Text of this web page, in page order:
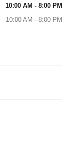
10:00 AM - 8:00 PM
10:00 AM - 8:00 PM